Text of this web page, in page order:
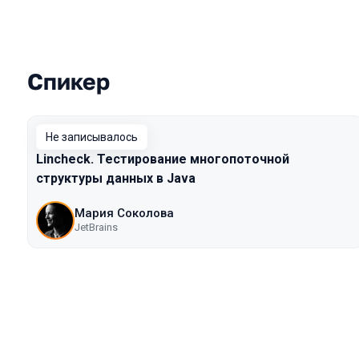
Выступления в сезоне 2019
Спикер
Не записывалось
Lincheck. Тестирование многопоточной
структуры данных в Java
Мария Соколова
JetBrains